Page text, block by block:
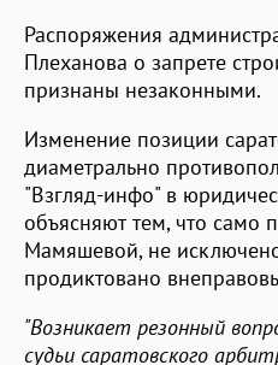
Распоряжения
Плеханова о запрете
признаны незаконными.
Изменение позиции
диаметрально
"Взгляд-инфо" в
объясняют тем, что само
Мамяшевой, не
продиктовано
"Возникает резонный
судьи саратовского